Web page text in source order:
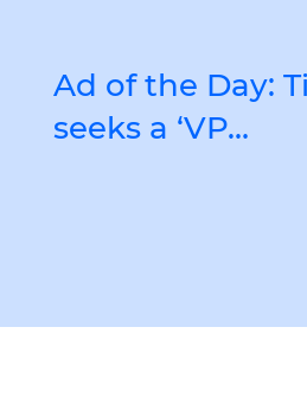
Ad of the Day:
seeks a ‘VP…